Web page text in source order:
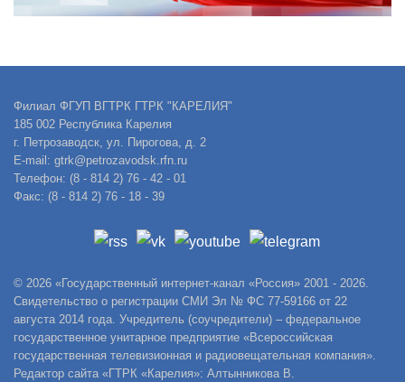
Филиал ФГУП ВГТРК ГТРК "КАРЕЛИЯ"
185 002 Республика Карелия
г. Петрозаводск, ул. Пирогова, д. 2
E-mail: gtrk@petrozavodsk.rfn.ru
Телефон: (8 - 814 2) 76 - 42 - 01
Факс: (8 - 814 2) 76 - 18 - 39
© 2026 «Государственный интернет-канал «Россия» 2001 - 2026.
Свидетельство о регистрации СМИ Эл № ФС 77-59166 от 22
августа 2014 года. Учредитель (соучредители) – федеральное
государственное унитарное предприятие «Всероссийская
государственная телевизионная и радиовещательная компания».
Редактор сайта «ГТРК «Карелия»: Алтынникова В.